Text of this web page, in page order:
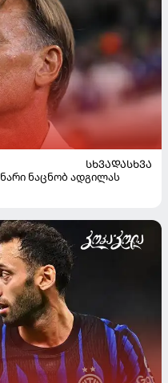
ᲡᲮᲕᲐᲓᲐᲡᲮᲕᲐ
ნაცნობ ადგილას